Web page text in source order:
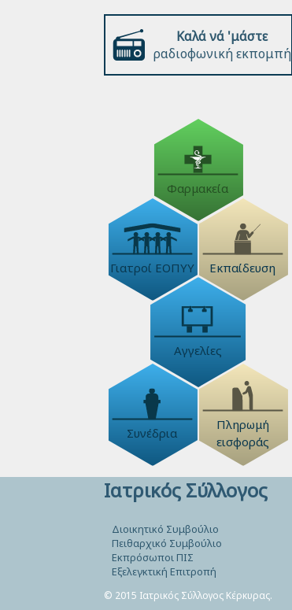
Καλά νά 'μάστε
ραδιοφωνική εκπομπή
Φαρμακεία
Γιατροί ΕΟΠΥΥ Εκπαίδευση
Αγγελίες
Συνέδρια
Πληρωμή
εισφοράς
Ιατρικός Σύλλογος
Διοικητικό Συμβούλιο
Πειθαρχικό Συμβούλιο
Εκπρόσωποι ΠΙΣ
Εξελεγκτική Επιτροπή
© 2015 Ιατρικός Σύλλογος Κέρκυρας.